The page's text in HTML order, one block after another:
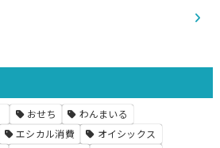
おせち
わんまいる
エシカル消費
オイシックス